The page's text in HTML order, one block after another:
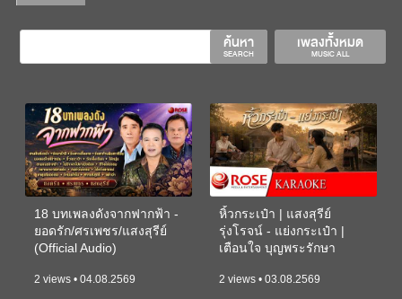
เพลงทั้งหมด
MUSIC ALL
ค้นหา
SEARCH
18 บทเพลงดังจากฟากฟ้า -
ยอดรัก/ศรเพชร/แสงสุรีย์
(Official Audio)
2 views • 04.08.2569
หิ้วกระเป๋า | แสงสุรีย์
รุ่งโรจน์ - แย่งกระเป๋า |
เตือนใจ บุญพระรักษา
2 views • 03.08.2569